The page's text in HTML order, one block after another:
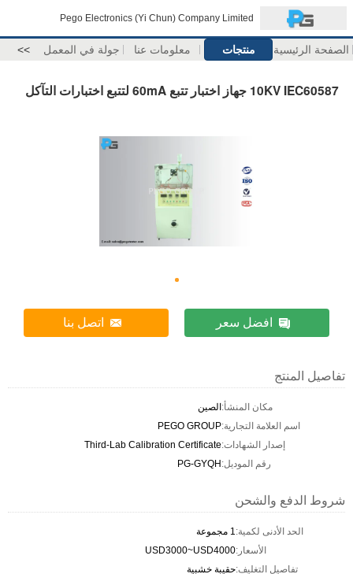
Pego Electronics (Yi Chun) Company Limited
الصفحة الرئيسية منتجات معلومات عنا جولة في المعمل >>
10KV IEC60587 جهاز اختبار تتبع 60mA لتتبع اختبارات التآكل
افضل سعر اتصل بنا
تفاصيل المنتج
مكان المنشأ:الصين
اسم العلامة التجارية:PEGO GROUP
إصدار الشهادات:Third-Lab Calibration Certificate
رقم الموديل:PG-GYQH
شروط الدفع والشحن
الحد الأدنى لكمية:1 مجموعة
الأسعار:USD3000~USD4000
تفاصيل التغليف:حقيبة خشبية